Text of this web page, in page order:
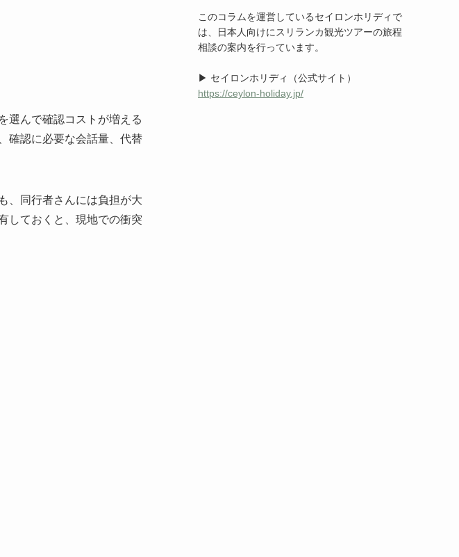
選んで確認コストが増える
確認に必要な会話量、代替
、同行者さんには負担が大
しておくと、現地での衝突
このコラムを運営しているセイロンホリディで
は、日本人向けにスリランカ観光ツアーの旅程
相談の案内を行っています。
▶ セイロンホリディ（公式サイト）
https://ceylon-holiday.jp/